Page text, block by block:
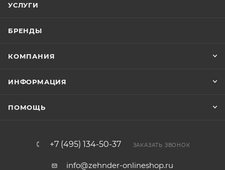
УСЛУГИ
БРЕНДЫ
КОМПАНИЯ
ИНФОРМАЦИЯ
ПОМОЩЬ
+7 (495) 134-50-37 ЗАКАЗАТЬ ЗВОНОК
info@zehnder-onlineshop.ru